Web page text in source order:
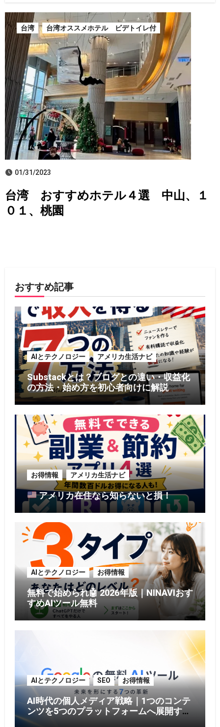
台湾 台湾オススメホテル ビデトイレ付
01/31/2023
台湾 おすすめホテル４選 中山、１
０１、桃園
おすすめ記事
AIとテクノロジー アメリカ生活ナビ
Substackとは？ブログとの違い・収益化
の方法・始め方を初心者向けに解説
お得情報 アメリカ生活ナビ
アメリカ在住なら知らないと損！
AIとテクノロジー お得情報
無料で始められ🤖 2026年版｜NINAVIおす
すめAIツール無料
AIとテクノロジー SEO お得情報
AI時代の個人メディア戦略｜1つのコンテ
ンツを5つのプラットフォームへ展開する
方法【2026年版】